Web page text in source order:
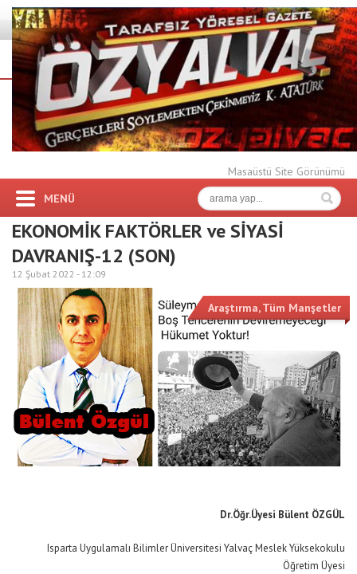
Masaüstü Site Görünümü
MENÜ
EKONOMİK FAKTÖRLER ve SİYASİ
DAVRANIŞ-12 (SON)
12 Şubat 2022 - 12:09
Araştırma,Tüm Manşetler
Dr.Öğr.Üyesi Bülent ÖZGÜL
Isparta Uygulamalı Bilimler Üniversitesi Yalvaç Meslek Yüksekokulu
Öğretim Üyesi